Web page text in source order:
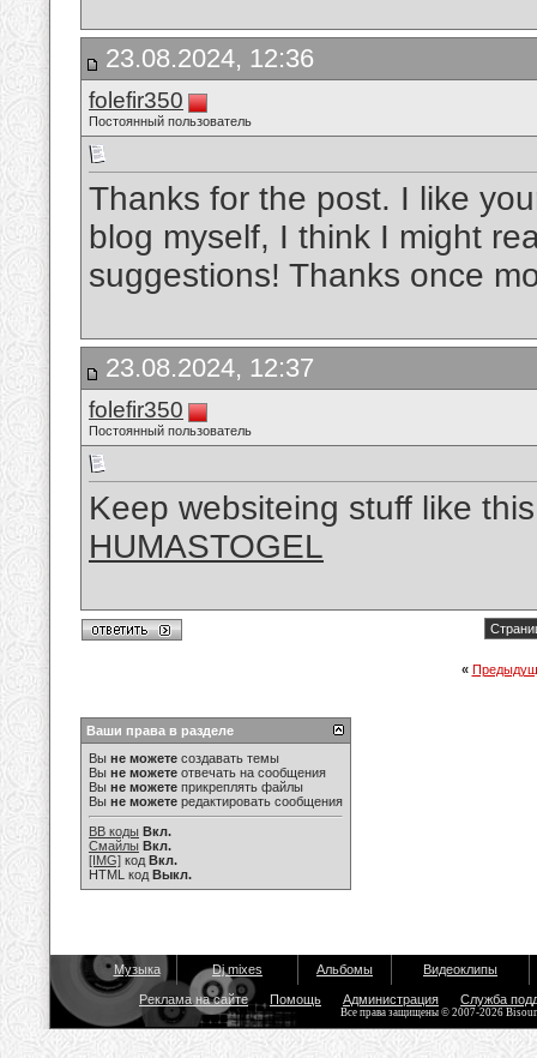
23.08.2024, 12:36
folefir350
Постоянный пользователь
Thanks for the post. I like
blog myself, I think I might
suggestions! Thanks once
23.08.2024, 12:37
folefir350
Постоянный пользователь
Keep websiteing stuff like
HUMASTOGEL
«
Ваши права в разделе
Вы не можете создавать темы
Вы не можете отвечать на сообщения
Вы не можете прикреплять файлы
Вы не можете редактировать сообщения
BB коды Вкл.
Смайлы Вкл.
[IMG] код Вкл.
HTML код Выкл.
Музыка Dj mixes Альбомы Видеоклипы
Реклама на сайте Помощь Администрация Служба
Все права защищены © 2007-2026